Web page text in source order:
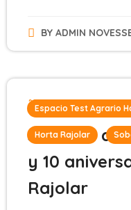
BYADMIN
Espacio Test Agrario
Horta Rajolar
21 de mayo de 2025
Jornada de
y 10
Rajolar